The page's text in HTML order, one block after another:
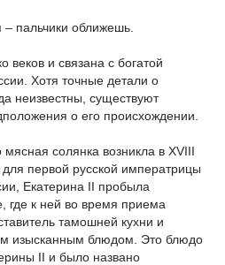
пальчики оближешь.
веков и связана с богатой
Хотя точные детали о
неизвестны, существуют
о его происхождении.
мясная солянка возникла в XVIII
первой русской императрицы
Екатерина II пробыла
где к ней во время приема
тамошней кухни и
изысканным блюдом. Это блюдо
II и было названо